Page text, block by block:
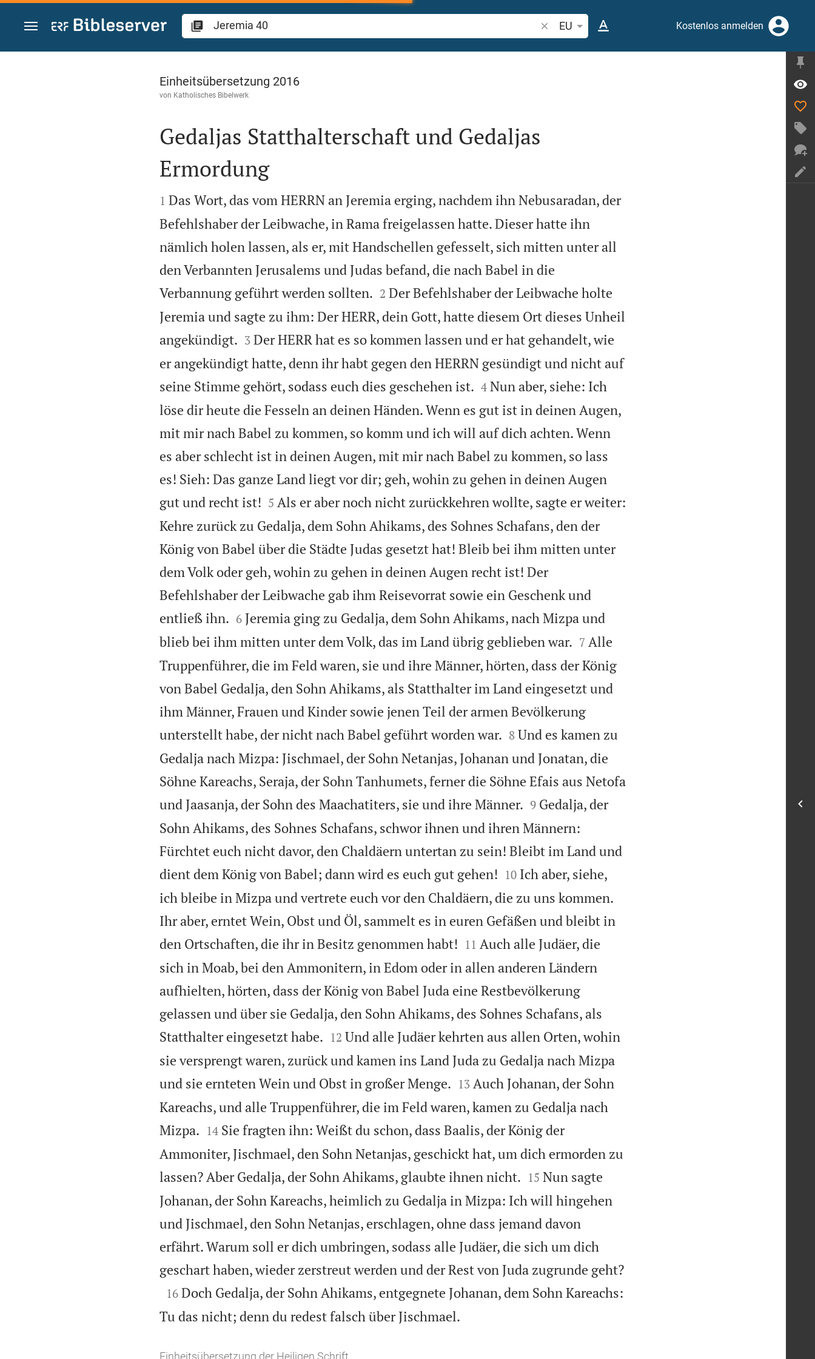
Zum Inhalt springen
Bibelstelle oder Begriff suchen
EU Kostenlos anmelden
Jeremia 40
Einheitsübersetzung 2016
von Katholisches Bibelwerk

Gedaljas Statthalterschaft und Gedaljas
Ermordung

1 Das Wort, das vom HERRN an Jeremia erging, nachdem ihn Nebusaradan, der
Befehlshaber der Leibwache, in Rama freigelassen hatte. Dieser hatte ihn
nämlich holen lassen, als er, mit Handschellen gefesselt, sich mitten unter all
den Verbannten Jerusalems und Judas befand, die nach Babel in die
Verbannung geführt werden sollten.
2 Der Befehlshaber der Leibwache holte
Jeremia und sagte zu ihm: Der HERR, dein Gott, hatte diesem Ort dieses Unheil
angekündigt.
3 Der HERR hat es so kommen lassen und er hat gehandelt, wie
er angekündigt hatte, denn ihr habt gegen den HERRN gesündigt und nicht auf
seine Stimme gehört, sodass euch dies geschehen ist.
4 Nun aber, siehe: Ich
löse dir heute die Fesseln an deinen Händen. Wenn es gut ist in deinen Augen,
mit mir nach Babel zu kommen, so komm und ich will auf dich achten. Wenn
es aber schlecht ist in deinen Augen, mit mir nach Babel zu kommen, so lass
es! Sieh: Das ganze Land liegt vor dir; geh, wohin zu gehen in deinen Augen
gut und recht ist!
5 Als er aber noch nicht zurückkehren wollte, sagte er weiter:
Kehre zurück zu Gedalja, dem Sohn Ahikams, des Sohnes Schafans, den der
König von Babel über die Städte Judas gesetzt hat! Bleib bei ihm mitten unter
dem Volk oder geh, wohin zu gehen in deinen Augen recht ist! Der
Befehlshaber der Leibwache gab ihm Reisevorrat sowie ein Geschenk und
entließ ihn.
6 Jeremia ging zu Gedalja, dem Sohn Ahikams, nach Mizpa und
blieb bei ihm mitten unter dem Volk, das im Land übrig geblieben war.
7 Alle
Truppenführer, die im Feld waren, sie und ihre Männer, hörten, dass der König
von Babel Gedalja, den Sohn Ahikams, als Statthalter im Land eingesetzt und
ihm Männer, Frauen und Kinder sowie jenen Teil der armen Bevölkerung
unterstellt habe, der nicht nach Babel geführt worden war.
8 Und es kamen zu
Gedalja nach Mizpa: Jischmael, der Sohn Netanjas, Johanan und Jonatan, die
Söhne Kareachs, Seraja, der Sohn Tanhumets, ferner die Söhne Efais aus Netofa
und Jaasanja, der Sohn des Maachatiters, sie und ihre Männer.
9 Gedalja, der
Sohn Ahikams, des Sohnes Schafans, schwor ihnen und ihren Männern:
Fürchtet euch nicht davor, den Chaldäern untertan zu sein! Bleibt im Land und
dient dem König von Babel; dann wird es euch gut gehen!
10 Ich aber, siehe,
ich bleibe in Mizpa und vertrete euch vor den Chaldäern, die zu uns kommen.
Ihr aber, erntet Wein, Obst und Öl, sammelt es in euren Gefäßen und bleibt in
den Ortschaften, die ihr in Besitz genommen habt!
11 Auch alle Judäer, die
sich in Moab, bei den Ammonitern, in Edom oder in allen anderen Ländern
aufhielten, hörten, dass der König von Babel Juda eine Restbevölkerung
gelassen und über sie Gedalja, den Sohn Ahikams, des Sohnes Schafans, als
Statthalter eingesetzt habe.
12 Und alle Judäer kehrten aus allen Orten, wohin
sie versprengt waren, zurück und kamen ins Land Juda zu Gedalja nach Mizpa
und sie ernteten Wein und Obst in großer Menge.
13 Auch Johanan, der Sohn
Kareachs, und alle Truppenführer, die im Feld waren, kamen zu Gedalja nach
Mizpa.
14 Sie fragten ihn: Weißt du schon, dass Baalis, der König der
Ammoniter, Jischmael, den Sohn Netanjas, geschickt hat, um dich ermorden zu
lassen? Aber Gedalja, der Sohn Ahikams, glaubte ihnen nicht.
15 Nun sagte
Johanan, der Sohn Kareachs, heimlich zu Gedalja in Mizpa: Ich will hingehen
und Jischmael, den Sohn Netanjas, erschlagen, ohne dass jemand davon
erfährt. Warum soll er dich umbringen, sodass alle Judäer, die sich um dich
geschart haben, wieder zerstreut werden und der Rest von Juda zugrunde geht?

16 Doch Gedalja, der Sohn Ahikams, entgegnete Johanan, dem Sohn Kareachs:
Tu das nicht; denn du redest falsch über Jischmael.
Einheitsübersetzung der Heiligen Schrift